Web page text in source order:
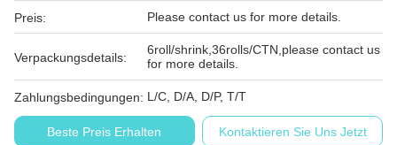
Preis: Please contact us for more details.
Verpackungsdetails:
6roll/shrink,36rolls/CTN,please contact us
for more details.
Zahlungsbedingungen: L/C, D/A, D/P, T/T
Beste Preis Erhalten Kontaktieren Sie Uns Jetzt